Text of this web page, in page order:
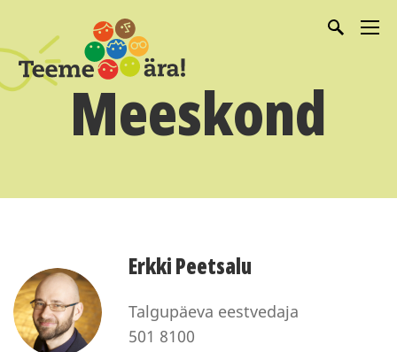
Meeskond
Erkki Peetsalu
Talgupäeva eestvedaja
501 8100